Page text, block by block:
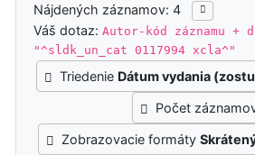
Nájdených záznamov: 4
Váš dotaz:Autor-kód záznamu +
"^sldk_un_cat 0117994 xcla^"
Triedenie Dátum vydania
Počet
Zobrazovacie formáty